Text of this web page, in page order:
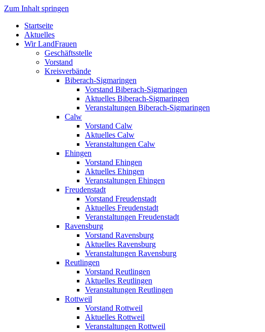
Zum Inhalt springen
Startseite
Aktuelles
Wir LandFrauen
Geschäftsstelle
Vorstand
Kreisverbände
Biberach-Sigmaringen
Vorstand Biberach-Sigmaringen
Aktuelles Biberach-Sigmaringen
Veranstaltungen Biberach-Sigmaringen
Calw
Vorstand Calw
Aktuelles Calw
Veranstaltungen Calw
Ehingen
Vorstand Ehingen
Aktuelles Ehingen
Veranstaltungen Ehingen
Freudenstadt
Vorstand Freudenstadt
Aktuelles Freudenstadt
Veranstaltungen Freudenstadt
Ravensburg
Vorstand Ravensburg
Aktuelles Ravensburg
Veranstaltungen Ravensburg
Reutlingen
Vorstand Reutlingen
Aktuelles Reutlingen
Veranstaltungen Reutlingen
Rottweil
Vorstand Rottweil
Aktuelles Rottweil
Veranstaltungen Rottweil